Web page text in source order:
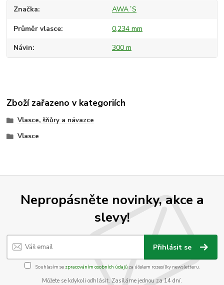
Značka AWA´S
Průměr vlasce 0,234 mm
Návin 300 m
Zboží zařazeno v kategoriích
Vlasce, šňůry a návazce
Vlasce
Nepropásněte novinky, akce a
slevy!
Přihlásit se
Souhlasím se zpracováním osobních údajůza účelem rozesílky newsletteru.
Můžete se kdykoli odhlásit. Zasíláme jednou za 14 dní.